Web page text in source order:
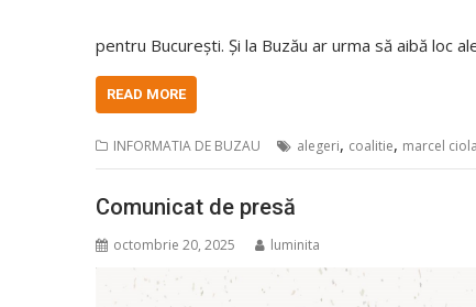
pentru București. Și la Buzău ar urma să aibă loc
READ MORE
INFORMATIA DE BUZAU alegeri, coalitie, marcel
Comunicat de presă
octombrie 20, 2025 luminita